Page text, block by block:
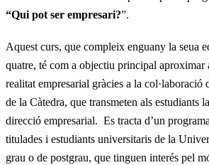
“Qui pot ser empresari?”.
Aquest curs, que compleix enguany la seua
quatre, té com a objectiu principal aproximar
realitat empresarial gràcies a la col·laboració
de la Càtedra, que transmeten als estudiants
direcció empresarial. Es tracta d’un
titulades i estudiants universitaris de la
grau o de postgrau, que tinguen interés pel